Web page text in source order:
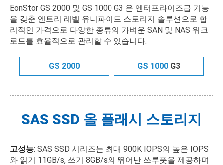
EonStor GS 2000 및 GS 1000 G3 은 엔터프라이즈급 기능
을 갖춘 엔트리 레벨 유니파이드 스토리지 솔루션으로 합
리적인 가격으로 다양한 종류의 가벼운 SAN 및 NAS 워크
로드를 효율적으로 관리할 수 있습니다.
GS 2000 GS 1000 G3
SAS SSD 올 플래시 스토리지
고성능: SAS SSD 시리즈는 최대 900K IOPS의 높은 IOPS
와 읽기 11GB/s, 쓰기 8GB/s의 뛰어난 쓰루풋을 제공하며